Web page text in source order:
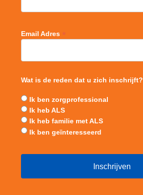
Email Adres *
Wat is de reden dat u zich inschrijft?
Ik ben zorgprofessional
Ik heb ALS
Ik heb familie met ALS
Ik ben geïnteresseerd